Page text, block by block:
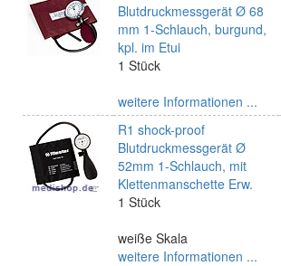
Blutdruckmessgerät Ø 68
mm 1-Schlauch, burgund,
kpl. im Etui
1 Stück
weitere Informationen ...
R1 shock-proof
Blutdruckmessgerät Ø
52mm 1-Schlauch, mit
Klettenmanschette Erw.
1 Stück
weiße Skala
weitere Informationen ...